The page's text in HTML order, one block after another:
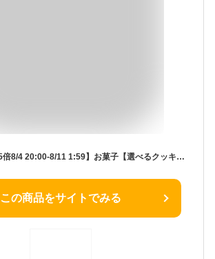
【エントリーでP5倍8/4 20:00-8/11 1:59】お菓子【選べるクッキー9枚】東京ミルクチーズ工場 個包装 可愛い おしゃれ クッキー チーズ 焼き菓子 洋菓子 プレゼント ギフト 内祝い お返し お祝い お礼 職場 退職 ご挨拶 菓子折り 東京 お土産 手土産 人気 お中元 御中元
この商品をサイトでみる